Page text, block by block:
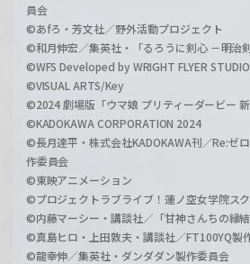
員会
©あfろ・芳文社／野外活動プロジェクト
©和月伸宏／集英社・「るろうに剣心 －明治
©WFS Developed by WRIGHT FLYER
©VISUAL ARTS/Key
©2024 劇場版「ウマ娘 プリティーダービー
©KADOKAWA CORPORATION 2024
©長月達平・株式会社KADOKAWA刊／Re:ゼ
作委員会
©東映アニメーション
©プロジェクトラブライブ！蓮ノ空女学院ス
©内藤マーシー・講談社／「甘神さんちの縁
©真島ヒロ・上田敦夫・講談社／FT100YQ製
©龍幸伸／集英社・ダンダダン製作委員会